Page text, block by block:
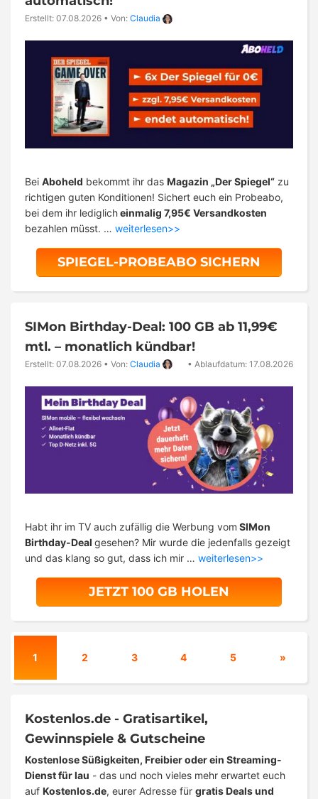
Erstellt: 07.08.2026 • Von: Claudia
Bei Aboheld bekommt ihr das Magazin „Der Spiegel“ zu
richtigen guten Konditionen! Sichert euch ein Probeabo,
bei dem ihr lediglicheinmalig 7,95€ Versandkosten
bezahlen müsst. … weiterlesen>>
SPIEGEL-PROBEABO SICHERN
SIMon Birthday-Deal: 100 GB ab 11,99€
mtl. – monatlich kündbar!
Erstellt: 07.08.2026 • Von: Claudia • Ablaufdatum: 17.08.2026
Habt ihr im TV auch zufällig die Werbung vom SIMon
Birthday-Deal gesehen? Mir wurde die jedenfalls gezeigt
und das klang so gut, dass ich mir … weiterlesen>>
JETZT 100 GB HOLEN
1 2 3 4 5 »
Kostenlos.de - Gratisartikel,
Gewinnspiele & Gutscheine
Kostenlose Süßigkeiten, Freibier oder ein Streaming-
Dienst für lau - das und noch vieles mehr erwartet euch
auf Kostenlos.de, eurer Adresse für gratis Deals und